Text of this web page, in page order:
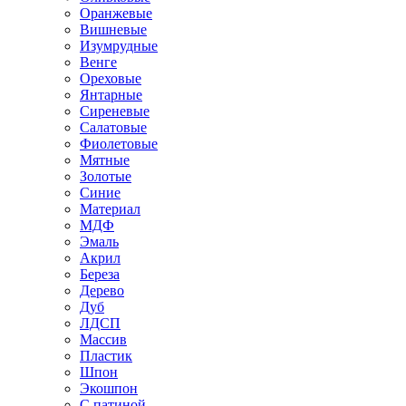
Оранжевые
Вишневые
Изумрудные
Венге
Ореховые
Янтарные
Сиреневые
Салатовые
Фиолетовые
Мятные
Золотые
Синие
Материал
МДФ
Эмаль
Акрил
Береза
Дерево
Дуб
ЛДСП
Массив
Пластик
Шпон
Экошпон